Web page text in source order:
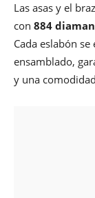
Las asas y el
con 884
Cada eslabón
ensamblado,
y una